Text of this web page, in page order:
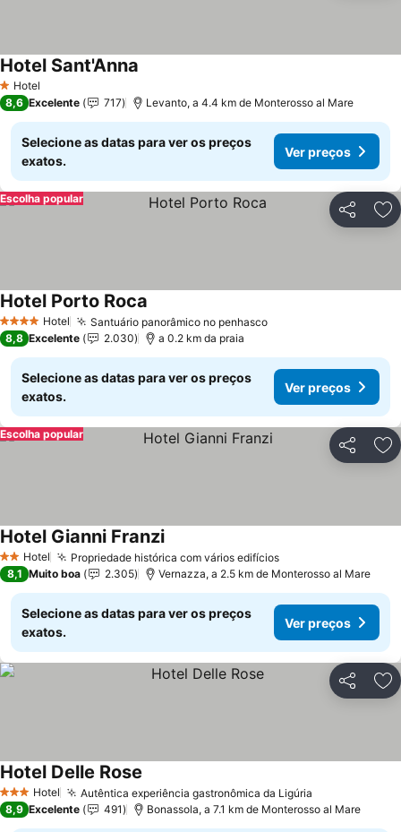
1 Estrelas
Hotel
Hotel Sant'Anna
8,6 Excelente 717 Levanto, a 4.4 km de Monterosso al Mare
Selecione as datas para ver os preços
exatos.
Ver preços
Partilhar
Escolha popular
4 EstrelasHotel Santuário panorâmico no penhasco
Hotel Porto Roca
8,8 Excelente 2.030 a 0.2 km da praia
Selecione as datas para ver os preços
exatos.
Ver preços
Partilhar
Escolha popular
2 Estrelas
Hotel Propriedade histórica com vários edifícios
Hotel Gianni Franzi
8,1 Muito boa 2.305 Vernazza, a 2.5 km de Monterosso al Mare
Selecione as datas para ver os preços
exatos.
Ver preços
Partilhar
3 EstrelasHotel Autêntica experiência gastronômica da Ligúria
Hotel Delle Rose
8,9 Excelente 491 Bonassola, a 7.1 km de Monterosso al Mare